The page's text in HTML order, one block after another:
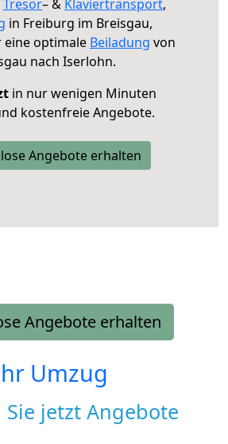
Tresor– & Klaviertransport,
in Freiburg im Breisgau,
eine optimale Beiladung von
nach Iserlohn.
in nur wenigen Minuten
kostenfreie Angebote.
Angebote erhalten
Angebote erhalten
Umzug
Sie jetzt Angebote